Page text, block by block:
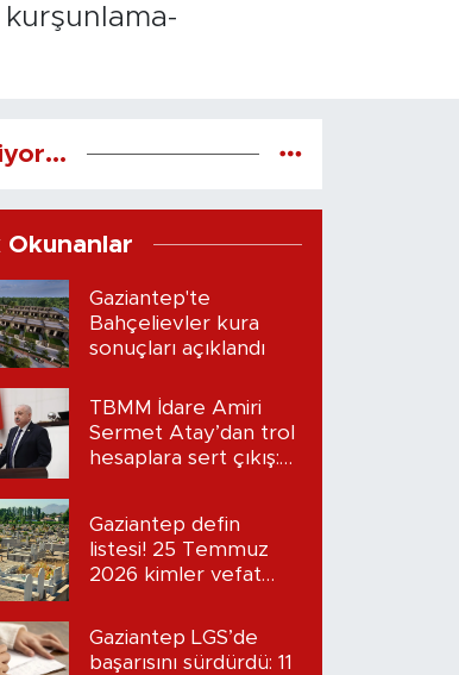
kurşunlama-
Okunanlar
Gaziantep'te
Bahçelievler kura
sonuçları açıklandı
TBMM İdare Amiri
Sermet Atay’dan trol
hesaplara sert çıkış:
Gaziantep defin
listesi! 25 Temmuz
2026 kimler vefat
Gaziantep LGS’de
başarısını sürdürdü: 11